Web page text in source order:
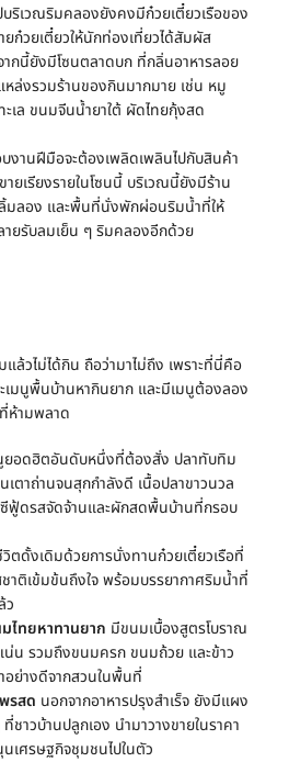
บริเวณริมคลองยังคงมีก๋วยเตี๋ยวเรือของ
ก๋วยเตี๋ยวให้นักท่องเที่ยวได้สัมผัส
ากนี้ยังมีโซนตลาดบก ที่กลิ่นอาหารลอย
หล่งรวมร้านของกินมากมาย เช่น หมู
เล ขนมจีนน้ำยาใต้ ผัดไทยกุ้งสด
งานฝีมือจะต้องเพลิดเพลินไปกับสินค้า
ยเรียงรายในโซนนี้ บริเวณนี้ยังมีร้าน
มลอง และพื้นที่นั่งพักผ่อนริมน้ำที่ให้
ยรับลมเย็น ๆ ริมคลองอีกด้วย
แล้วไม่ได้กิน ถือว่ามาไม่ถึง เพราะที่นี่คือ
มนูพื้นบ้านหากินยาก และมีเมนูต้องลอง
ห้ามพลาด
ยอดฮิตอันดับหนึ่งที่ต้องสั่ง ปลาทับทิม
เตาถ่านจนสุกกำลังดี เนื้อปลาขาวนวล
ฟู้ดรสจัดจ้านและผักสดพื้นบ้านที่กรอบ
ตดั้งเดิมด้วยการนั่งทานก๋วยเตี๋ยวเรือที่
าติเข้มข้นถึงใจ พร้อมบรรยากาศริมน้ำที่
ว
ไทยหาทานยาก มีขนมเบื้องสูตรโบราณ
น รวมถึงขนมครก ขนมถ้วย และข้าว
ย่างดีจากสวนในพื้นที่
รสด นอกจากอาหารปรุงสำเร็จ ยังมีแผง
าวบ้านปลูกเอง นำมาวางขายในราคา
เศรษฐกิจชุมชนไปในตัว